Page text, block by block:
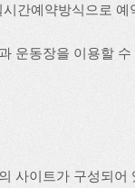
간예약방식으로 예
운동장을 이용할 수
사이트가 구성되어